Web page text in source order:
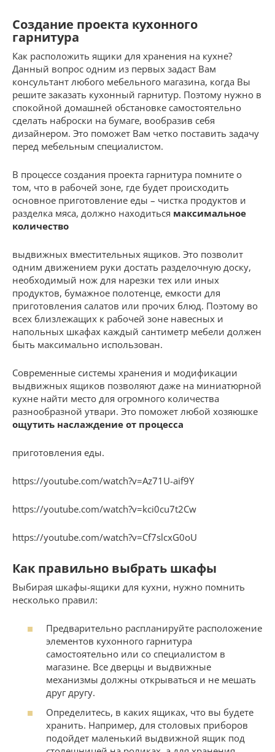
Создание проекта кухонного
гарнитура
Как расположить ящики для хранения на кухне?
Данный вопрос одним из первых задаст Вам
консультант любого мебельного магазина, когда Вы
решите заказать кухонный гарнитур. Поэтому нужно в
спокойной домашней обстановке самостоятельно
сделать наброски на бумаге, вообразив себя
дизайнером. Это поможет Вам четко поставить задачу
перед мебельным специалистом.
В процессе создания проекта гарнитура помните о
том, что в рабочей зоне, где будет происходить
основное приготовление еды – чистка продуктов и
разделка мяса, должно находиться максимальное
количество
выдвижных вместительных ящиков. Это позволит
одним движением руки достать разделочную доску,
необходимый нож для нарезки тех или иных
продуктов, бумажное полотенце, емкости для
приготовления салатов или прочих блюд. Поэтому во
всех близлежащих к рабочей зоне навесных и
напольных шкафах каждый сантиметр мебели должен
быть максимально использован.
Современные системы хранения и модификации
выдвижных ящиков позволяют даже на миниатюрной
кухне найти место для огромного количества
разнообразной утвари. Это поможет любой хозяюшке
ощутить наслаждение от процесса
приготовления еды.
https://youtube.com/watch?v=Az71U-aif9Y
https://youtube.com/watch?v=kci0cu7t2Cw
https://youtube.com/watch?v=Cf7slcxG0oU
Как правильно выбрать шкафы
Выбирая шкафы-ящики для кухни, нужно помнить
несколько правил:
Предварительно распланируйте расположение
элементов кухонного гарнитура
самостоятельно или со специалистом в
магазине. Все дверцы и выдвижные
механизмы должны открываться и не мешать
друг другу.
Определитесь, в каких ящиках, что вы будете
хранить. Например, для столовых приборов
подойдет маленький выдвижной ящик под